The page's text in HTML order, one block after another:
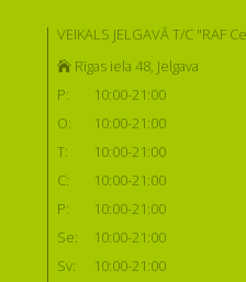
VEIKALS JELGAVĀ T/C "RAF
Rīgas iela 48, Jelgava
P:
10:00-21:00
O:
10:00-21:00
T:
10:00-21:00
C:
10:00-21:00
P:
10:00-21:00
Se:
10:00-21:00
Sv:
10:00-21:00